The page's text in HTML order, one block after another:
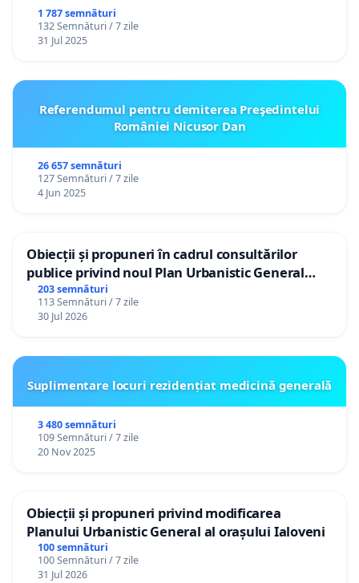
1 787 semnături
132 Semnături / 7 zile
31 Jul 2025
Referendumul pentru demiterea Preşedintelui
României Nicusor Dan
26 657 semnături
127 Semnături / 7 zile
4 Jun 2025
Obiecții și propuneri în cadrul consultărilor
publice privind noul Plan Urbanistic General
(PUG) Ialoveni
203 semnături
113 Semnături / 7 zile
30 Jul 2026
Suplimentare locuri rezidențiat medicină generală
3 480 semnături
109 Semnături / 7 zile
20 Nov 2025
Obiecții și propuneri privind modificarea
Planului Urbanistic General al orașului Ialoveni
100 semnături
100 Semnături / 7 zile
31 Jul 2026